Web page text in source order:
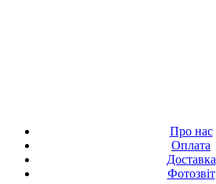
Про нас
Оплата
Доставка
Фотозвіт